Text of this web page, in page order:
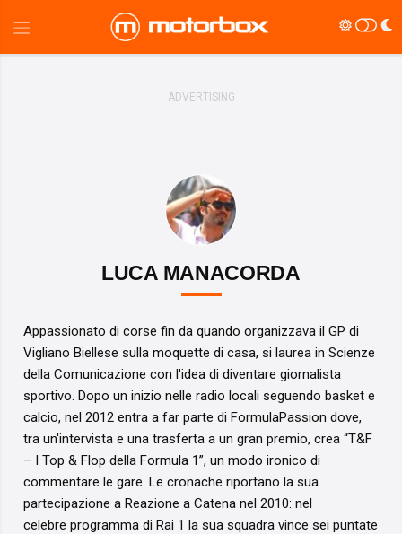
LUCA MANACORDA
Appassionato di corse fin da quando organizzava il GP di
Vigliano Biellese sulla moquette di casa, si laurea in Scienze
della Comunicazione con l'idea di diventare giornalista
sportivo. Dopo un inizio nelle radio locali seguendo basket e
calcio, nel 2012 entra a far parte di FormulaPassion dove,
tra un'intervista e una trasferta a un gran premio, crea “T&F
– I Top & Flop della Formula 1”, un modo ironico di
commentare le gare. Le cronache riportano la sua
partecipazione a Reazione a Catena nel 2010: nel
celebre programma di Rai 1 la sua squadra vince sei puntate